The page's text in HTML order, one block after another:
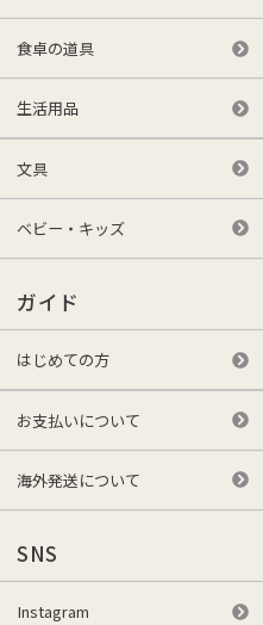
食卓の道具
生活用品
文具
ベビー・キッズ
ガイド
はじめての方
お支払いについて
海外発送について
SNS
Instagram